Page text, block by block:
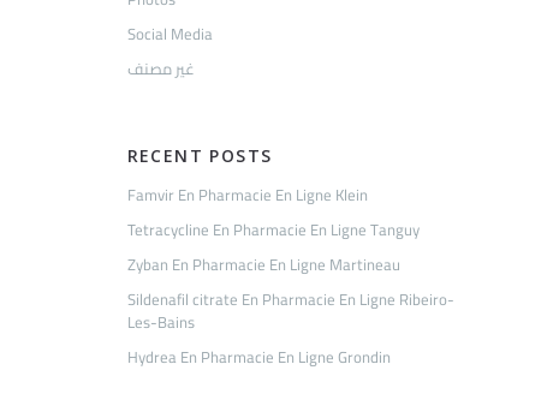
Social Media
غير مصنف
RECENT POSTS
Famvir En Pharmacie En Ligne Klein
Tetracycline En Pharmacie En Ligne Tanguy
Zyban En Pharmacie En Ligne Martineau
Sildenafil citrate En Pharmacie En Ligne Ribeiro-
Les-Bains
Hydrea En Pharmacie En Ligne Grondin